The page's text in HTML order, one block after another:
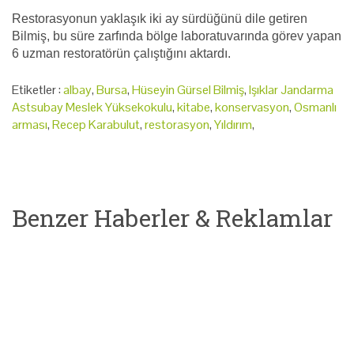
Restorasyonun yaklaşık iki ay sürdüğünü dile getiren
Bilmiş, bu süre zarfında bölge laboratuvarında görev yapan
6 uzman restoratörün çalıştığını aktardı.
Etiketler :albay,Bursa,Hüseyin Gürsel Bilmiş,Işıklar Jandarma
Astsubay Meslek Yüksekokulu,kitabe,konservasyon,Osmanlı
arması,Recep Karabulut,restorasyon,Yıldırım,
Benzer Haberler & Reklamlar